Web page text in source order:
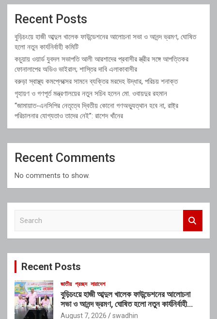
Recent Posts
বুড়িচংয়ে হাজী আব্দুল খালেক ফাউন্ডেশনের আলোচনা সভা ও আনন্দ ভ্রমণ, ঘোষিত
হলো নতুন কার্যনির্বাহী কমিটি
কচুয়ায় ওয়ার্ড যুবদল সভাপতি আলী আরশাদের প্রবাসীর স্ত্রীর সঙ্গে আপত্তিকর
ফোনালাপের অডিও ভাইরাল; শাস্তির দাবি এলাকাবাসীর
বরুড়া স্বাস্থ্য কমপ্লেক্সের সামনে ব্যক্তির মরদেহ উদ্ধার, পরিচয় শনাক্ত
গৃহায়ণ ও গণপূর্ত মন্ত্রণালয়ের নতুন সচিব হলেন মো. ওবায়দুর রহমান
“জামায়াত-এনসিপির নেতৃত্বে দ্বিতীয় কোনো গণঅভ্যুত্থান হবে না, রাষ্ট্র
পরিচালনার যোগ্যতাও তাদের নেই”: রাশেদ খাঁনের
Recent Comments
No comments to show.
c
Recent Posts
জাতীয় প্রচ্ছদ সারাদেশ
বুড়িচংয়ে হাজী আব্দুল খালেক ফাউন্ডেশনের আলোচনা
সভা ও আনন্দ ভ্রমণ, ঘোষিত হলো নতুন কার্যনির্বাহী
কমিটি
August 7, 2026 swadhin